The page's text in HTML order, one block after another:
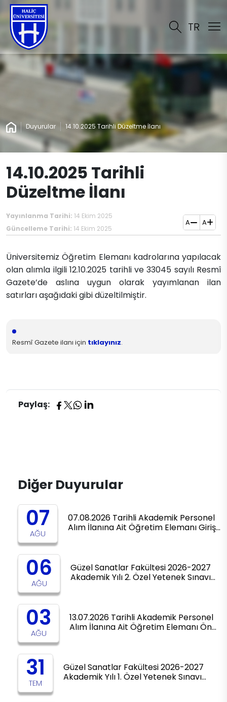
TR
Duyurular 14.10.2025 Tarihli Düzeltme İlanı
14.10.2025 Tarihli
Düzeltme İlanı
Yayınlanma Tarihi: 14 Ekim 2025
Güncelleme Tarihi: 14 Ekim 2025
A A
Üniversitemiz Öğretim Elemanı kadrolarına yapılacak
olan alımla ilgili 12.10.2025 tarihli ve 33045 sayılı Resmî
Gazete’de aslına uygun olarak yayımlanan ilan
satırları aşağıdaki gibi düzeltilmiştir.
Resmî Gazete ilanı için tıklayınız.
Paylaş:
Diğer Duyurular
07
AĞU
07.08.2026 Tarihli Akademik Personel
Alım İlanına Ait Öğretim Elemanı Giriş…
06
AĞU
Güzel Sanatlar Fakültesi 2026-2027
Akademik Yılı 2. Özel Yetenek Sınavı…
03
AĞU
13.07.2026 Tarihli Akademik Personel
Alım İlanına Ait Öğretim Elemanı Ön…
31
TEM
Güzel Sanatlar Fakültesi 2026-2027
Akademik Yılı 1. Özel Yetenek Sınavı…